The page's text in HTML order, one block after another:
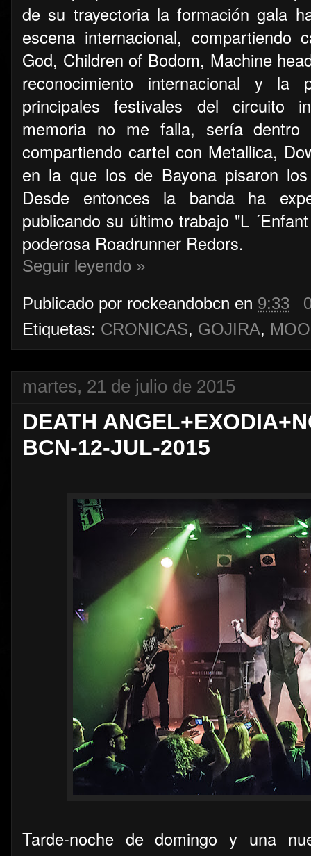
de su trayectoria la formación gala
escena internacional,
God, Children of Bodom, Machine
reconocimiento internacional y la
principales festivales del circuito
memoria no me falla, sería dentro
compartiendo cartel con Metallica,
en la que los de Bayona pisaron
Desde entonces la banda ha
publicando su último trabajo "L
poderosa Roadrunner Redors.
Seguir leyendo »
Publicado por rockeandobcn en 9:33
Etiquetas: CRONICAS, GOJIRA,
martes, 21 de julio de 2015
DEATH
BCN-12-JUL-2015
Tarde-noche de domingo y una